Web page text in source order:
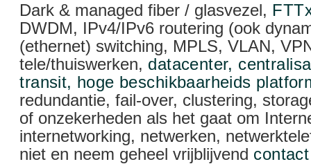
Dark & managed fiber / glasvezel,
DWDM, IPv4/IPv6 routering (ook
(ethernet) switching, MPLS, VLAN,
tele/thuiswerken, datacenter,
transit, hoge beschikbaarheids
redundantie, fail-over, clustering,
of onzekerheden als het gaat om
internetworking, netwerken,
niet en neem geheel vrijblijvend